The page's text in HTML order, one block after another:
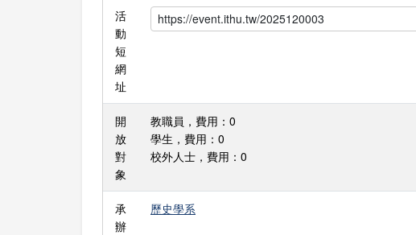
活
動
短
網
址
開
放
對
象
教職員，費用：0
學生，費用：0
校外人士，費用：0
承
辦
歷史學系